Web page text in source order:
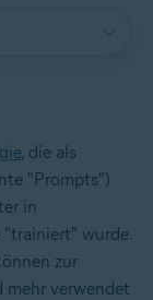
, die als
"Prompts")
in
"trainiert" wurde.
zur
mehr verwendet